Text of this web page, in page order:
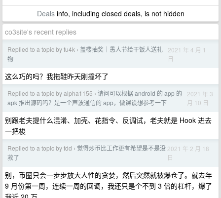
Dealsinfo, including closed deals, is not hidden
co3site's recent replies
Replied to a topic by fu4k › 盖楼抽奖｜愚人节给干饭人送礼
物
2021 年 4 月 1
日
这么巧的吗？我拖鞋昨天刚撞坏了
Replied to a topic by alpha1155 › 请问可以根据 android 的 app 的
apk 推出源码吗？是一个声波通信的 app，做课设想参考一下
2021 年 3
月 10 日
别跟老夫提什么混淆、加壳、花指令、反调试，老夫就是 Hook 进去
一把梭
Replied to a topic by fdd › 觉得炒币比工作更有希望是不是没
救了
2021 年 2 月 18
日
别，币圈只会一步步放大人性的贪婪，然后突然就被爆仓了。就去年
9 月份第一周，连续一周的回调，我还只是个不到 3 倍的杠杆，爆了